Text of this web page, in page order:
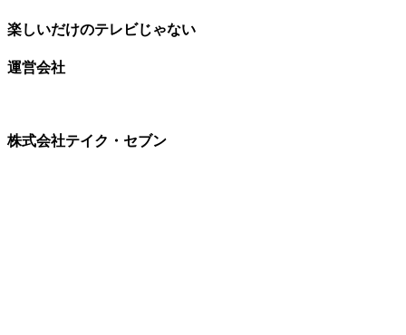
楽しいだけのテレビじゃない
運営会社
株式会社テイク・セブン